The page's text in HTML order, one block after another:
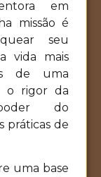
em
missão é
seu
vida mais
de uma
o rigor da
do
práticas de
uma base